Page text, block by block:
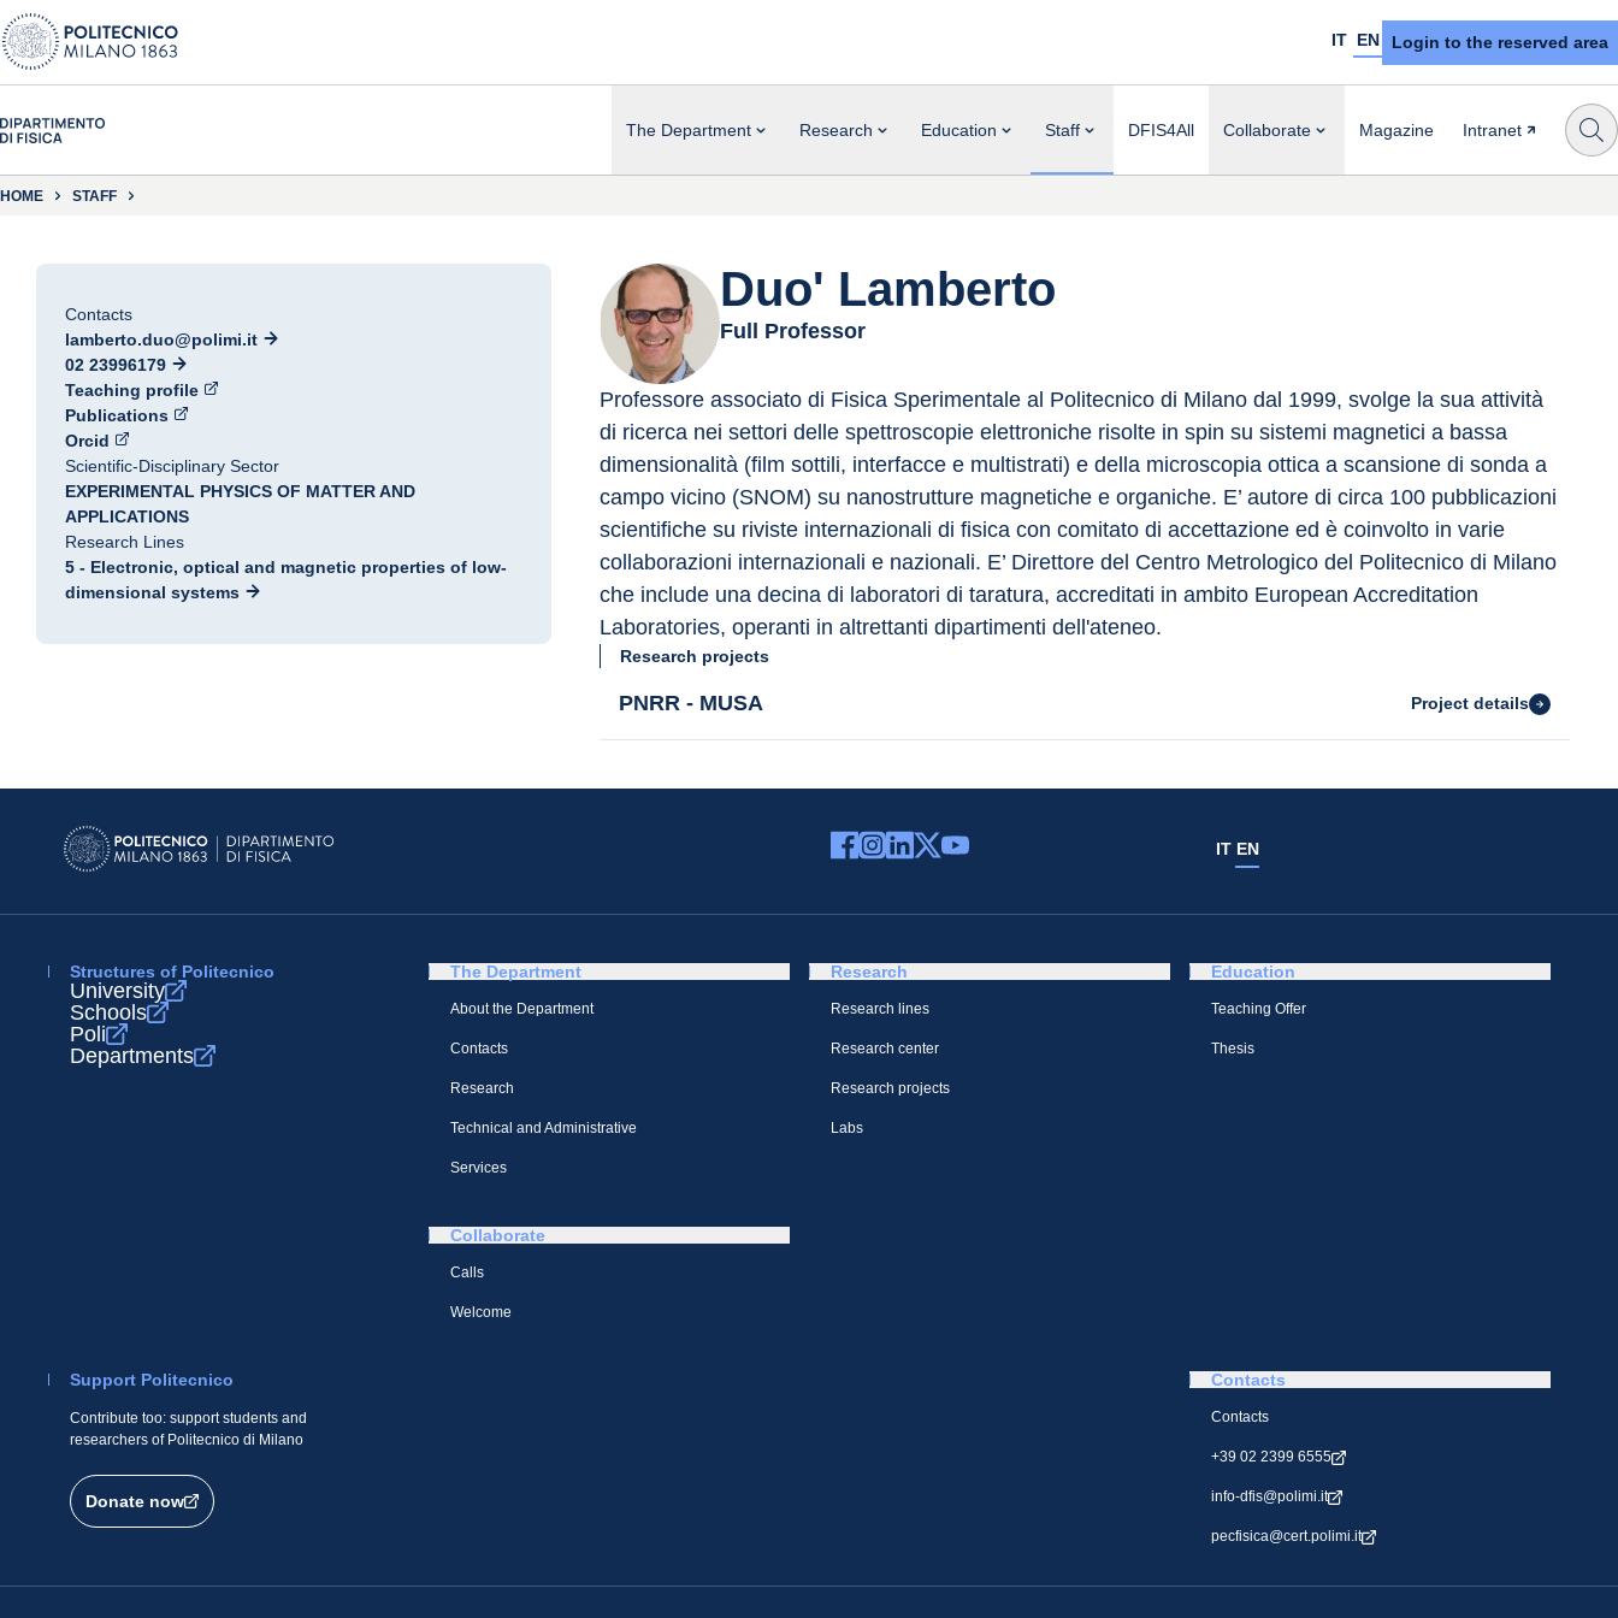
IT EN Login to the reserved area
The Department Research Education Staff DFIS4All Collaborate Magazine Intranet
HOME STAFF
Contacts
lamberto.duo@polimi.it
02 23996179
Teaching profile
Publications
Orcid
Scientific-Disciplinary Sector
EXPERIMENTAL PHYSICS OF MATTER AND
APPLICATIONS
Research Lines
5 - Electronic, optical and magnetic properties of low-
dimensional systems
Duo' Lamberto
Full Professor
Professore associato di Fisica Sperimentale al Politecnico di Milano dal 1999, svolge la sua attività
di ricerca nei settori delle spettroscopie elettroniche risolte in spin su sistemi magnetici a bassa
dimensionalità (film sottili, interfacce e multistrati) e della microscopia ottica a scansione di sonda a
campo vicino (SNOM) su nanostrutture magnetiche e organiche. E’ autore di circa 100 pubblicazioni
scientifiche su riviste internazionali di fisica con comitato di accettazione ed è coinvolto in varie
collaborazioni internazionali e nazionali. E’ Direttore del Centro Metrologico del Politecnico di Milano
che include una decina di laboratori di taratura, accreditati in ambito European Accreditation
Laboratories, operanti in altrettanti dipartimenti dell'ateneo.
Research projects
PNRR - MUSA Project details
IT EN
Structures of Politecnico
University
Schools
Poli
Departments
The Department
About the Department
Contacts
Research
Technical and Administrative
Services
Research
Research lines
Research center
Research projects
Labs
Education
Teaching Offer
Thesis
Collaborate
Calls
Welcome
Support Politecnico
Contribute too: support students and
researchers of Politecnico di Milano
Donate now
Contacts
Contacts
+39 02 2399 6555
info-dfis@polimi.it
pecfisica@cert.polimi.it